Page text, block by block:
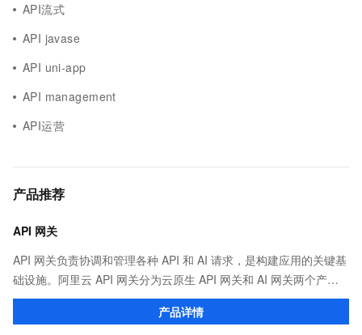
API流式
API javase
API uni-app
API management
API运营
产品推荐
API 网关
API 网关负责协调和管理各种 API 和 AI 请求，是构建应用的关键基
础设施。阿里云 API 网关分为云原生 API 网关和 AI 网关两个产
品。
产品详情